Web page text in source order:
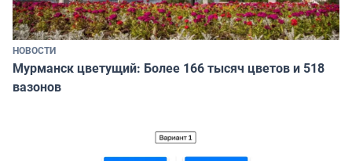
НОВОСТИ
Мурманск цветущий: Более 166 тысяч цветов и 518
вазонов